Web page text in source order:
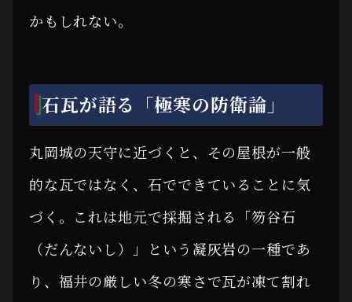
かもしれない。
石瓦が語る「極寒の防衛論」
丸岡城の天守に近づくと、その屋根が一般
的な瓦ではなく、石でできていることに気
づく。これは地元で採掘される「笏谷石
（だんないし）」という凝灰岩の一種であ
り、福井の厳しい冬の寒さで瓦が凍て割れ